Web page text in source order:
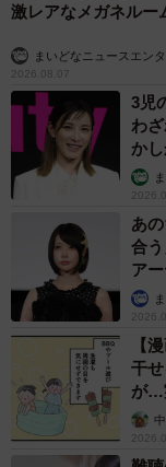
激レアなメガネルー
まいどなニュースエン
2026.08.07
3児
わ
かし
あ
合
ア
【
干
が…